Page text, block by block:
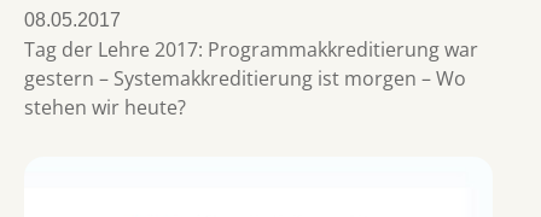
08.05.2017
Tag der Lehre 2017: Programmakkreditierung war
gestern – Systemakkreditierung ist morgen – Wo
stehen wir heute?